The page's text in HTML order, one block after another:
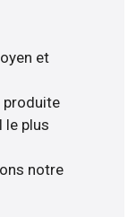
et
produite
le plus
notre